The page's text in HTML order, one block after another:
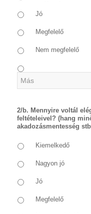
Jó
Megfelelő
Nem megfelelő
2/b. Mennyire voltál
feltételeivel? (hang
akadozásmentesség
Kiemelkedő
Nagyon jó
Jó
Megfelelő